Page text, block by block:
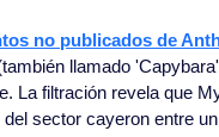
no publicados de
llamado
La filtración revela que
sector cayeron entre